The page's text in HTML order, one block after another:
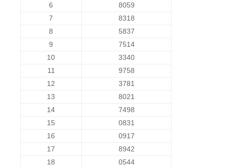
6
8059
7
8318
8
5837
9
7514
10
3340
11
9758
12
3781
13
8021
14
7498
15
0831
16
0917
17
8942
18
0544